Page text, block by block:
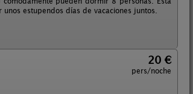
estupendos dí­as de vacaciones juntos.
20 €
pers/noche